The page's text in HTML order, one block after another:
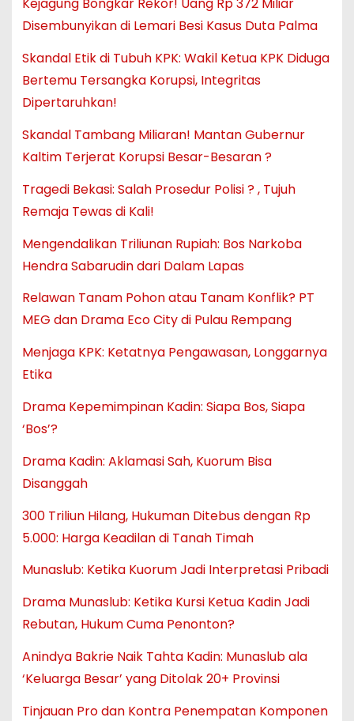
Kejagung Bongkar Rekor! Uang Rp 372 Miliar
Disembunyikan di Lemari Besi Kasus Duta Palma
Skandal Etik di Tubuh KPK: Wakil Ketua KPK Diduga
Bertemu Tersangka Korupsi, Integritas
Dipertaruhkan!
Skandal Tambang Miliaran! Mantan Gubernur
Kaltim Terjerat Korupsi Besar-Besaran ?
Tragedi Bekasi: Salah Prosedur Polisi ? , Tujuh
Remaja Tewas di Kali!
Mengendalikan Triliunan Rupiah: Bos Narkoba
Hendra Sabarudin dari Dalam Lapas
Relawan Tanam Pohon atau Tanam Konflik? PT
MEG dan Drama Eco City di Pulau Rempang
Menjaga KPK: Ketatnya Pengawasan, Longgarnya
Etika
Drama Kepemimpinan Kadin: Siapa Bos, Siapa
‘Bos’?
Drama Kadin: Aklamasi Sah, Kuorum Bisa
Disanggah
300 Triliun Hilang, Hukuman Ditebus dengan Rp
5.000: Harga Keadilan di Tanah Timah
Munaslub: Ketika Kuorum Jadi Interpretasi Pribadi
Drama Munaslub: Ketika Kursi Ketua Kadin Jadi
Rebutan, Hukum Cuma Penonton?
Anindya Bakrie Naik Tahta Kadin: Munaslub ala
‘Keluarga Besar’ yang Ditolak 20+ Provinsi
Tinjauan Pro dan Kontra Penempatan Komponen